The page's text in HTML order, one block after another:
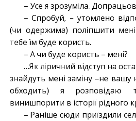
– Усе я зрозуміла.
– Спробуй, – утомлено
(чи одержима) поліпшити
тебе їм буде користь.
– А чи буде користь – мені?
…Як ліричний відступ на
знайдуть мені заміну –не вашу
обходить) я розповідаю
винишпорити в історії рідного
– Раніше сюди приїздили